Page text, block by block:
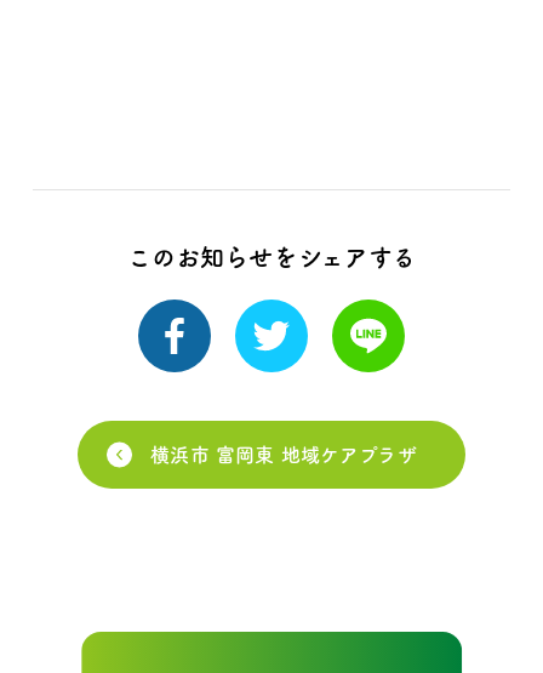
このお知らせをシェアする
横浜市 富岡東 地域ケアプラザ